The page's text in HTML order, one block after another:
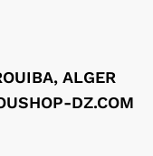
ALGER
DZ.COM